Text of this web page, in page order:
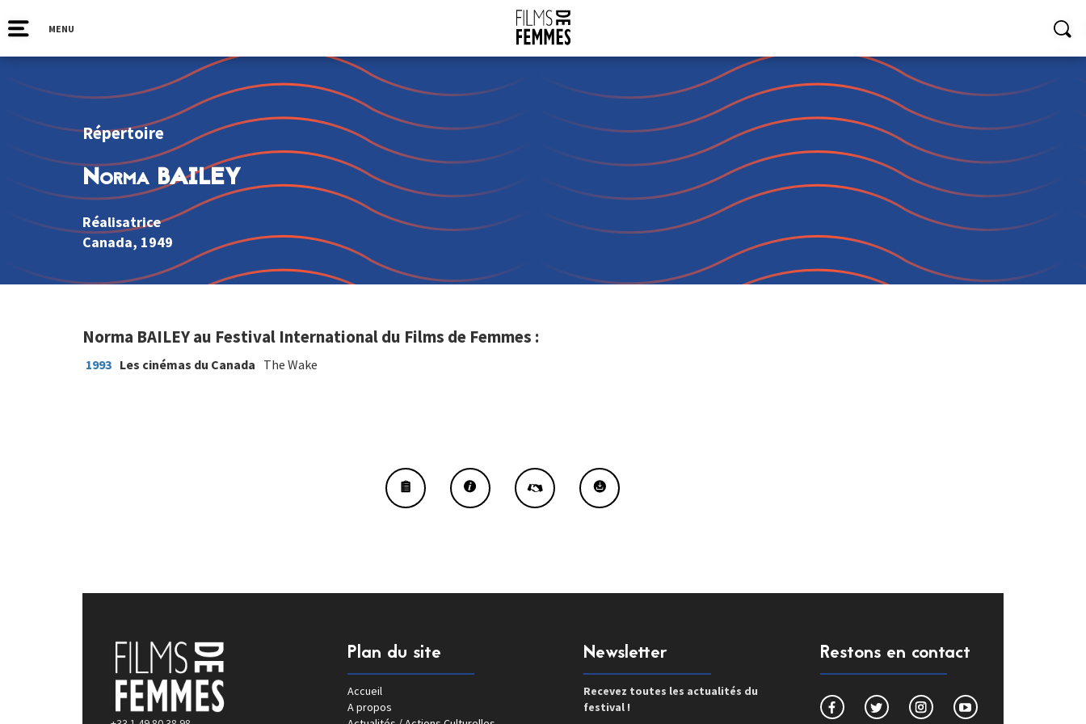
MENU
Répertoire
Norma BAILEY
Réalisatrice
Canada, 1949
Norma BAILEY au Festival International du Films de Femmes :
1993 Les cinémas du Canada The Wake
Plan du site
Accueil
A propos
Newsletter
Recevez toutes les actualités du
festival !
Restons en contact